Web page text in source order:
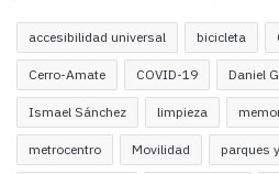
accesibilidad universal bicicleta
Cerro-Amate COVID-19 Daniel
Ismael Sánchez limpieza
metrocentro Movilidad parques